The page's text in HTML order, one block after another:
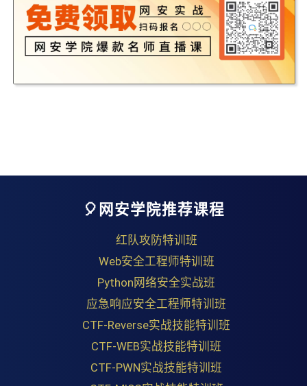
🎈网安学院推荐课程
红队攻防特训班
Web安全工程师特训班
Python网络安全实战班
应急响应安全工程师特训班
CTF-Reverse实战技能特训班
CTF-WEB实战技能特训班
CTF-PWN实战技能特训班